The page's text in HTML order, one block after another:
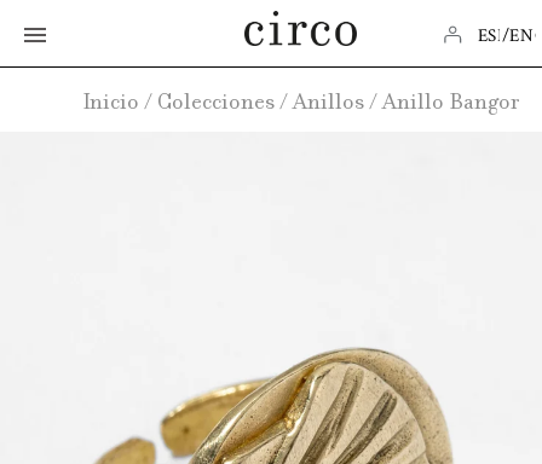
Inicio / Colecciones / Anillos / Anillo Bangor